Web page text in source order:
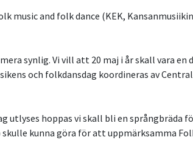
music and folk dance (KEK,
synlig. Vi vill att 20 maj i år skall vara en
och folkdansdag koordineras av
utlyses hoppas vi skall bli en språngbräda
kunna göra för att uppmärksamma